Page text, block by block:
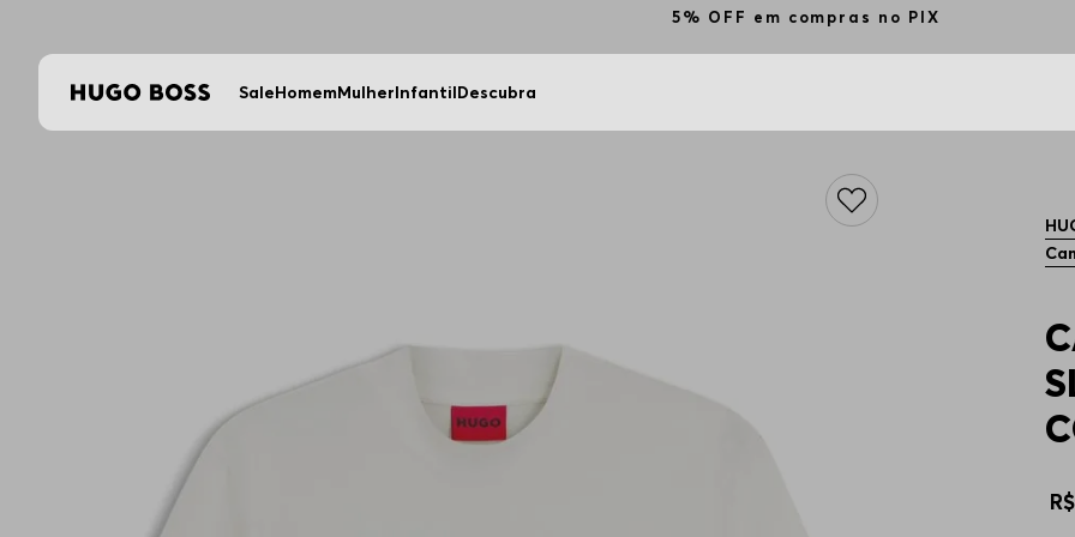
5% OFF em compras no PIX
SaleHomemMulherInfantilDescubra
R$